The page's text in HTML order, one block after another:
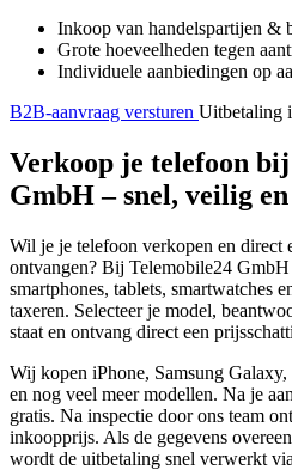
Inkoop van handelspartijen &
Grote hoeveelheden tegen
Individuele aanbiedingen op
B2B-aanvraag versturen Uitbetaling
Verkoop je telefoon
GmbH – snel, veilig
Wil je je telefoon verkopen en direct
ontvangen? Bij Telemobile24
smartphones, tablets, smartwatches
taxeren. Selecteer je model,
staat en ontvang direct een
Wij kopen iPhone, Samsung
en nog veel meer modellen. Na je
gratis. Na inspectie door ons team
inkoopprijs. Als de gegevens
wordt de uitbetaling snel verwerkt